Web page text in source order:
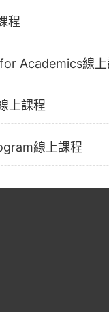
程
Academics線上
上課程
線上課程